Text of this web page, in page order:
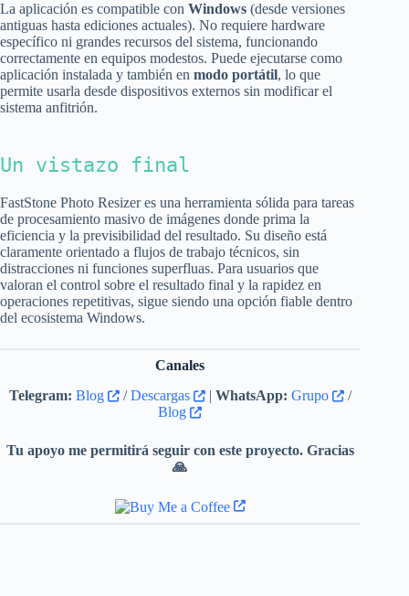
La aplicación es compatible con Windows (desde versiones
antiguas hasta ediciones actuales). No requiere hardware
específico ni grandes recursos del sistema, funcionando
correctamente en equipos modestos. Puede ejecutarse como
aplicación instalada y también en modo portátil, lo que
permite usarla desde dispositivos externos sin modificar el
sistema anfitrión.
Un vistazo final
FastStone Photo Resizer es una herramienta sólida para tareas
de procesamiento masivo de imágenes donde prima la
eficiencia y la previsibilidad del resultado. Su diseño está
claramente orientado a flujos de trabajo técnicos, sin
distracciones ni funciones superfluas. Para usuarios que
valoran el control sobre el resultado final y la rapidez en
operaciones repetitivas, sigue siendo una opción fiable dentro
del ecosistema Windows.
Canales
Telegram: Blog /Descargas | WhatsApp: Grupo
/
Blog
Tu apoyo me permitirá seguir con este proyecto. Gracias
🙏